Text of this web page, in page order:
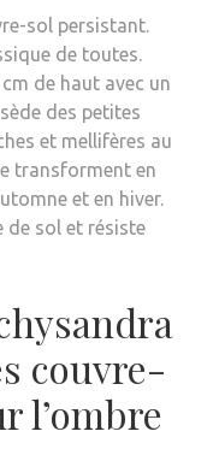
sol persistant.
de toutes.
de haut avec un
des petites
et mellifères au
transforment en
et en hiver.
de sol et résiste
couvre-
l’ombre